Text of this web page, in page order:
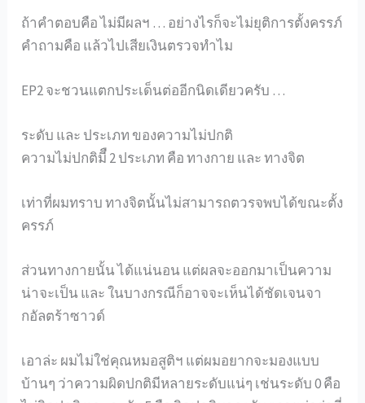
ถ้าคำตอบคือ ไม่มีผลฯ … อย่างไรก็จะไม่ยุติการตั้งครรภ์
คำถามคือ แล้วไปเสียเงินตรวจทำไม
EP2 จะชวนแตกประเด็นต่ออีกนิดเดียวครับ …
ระดับ และ ประเภท ของความไม่ปกติ
ความไม่ปกติมีื 2 ประเภท คือ ทางกาย และ ทางจิต
เท่าที่ผมทราบ ทางจิตนั้นไม่สามารถตวรจพบได้ขณะตั้ง
ครรภ์
ส่วนทางกายนั้น ได้แน่นอน แต่ผลจะออกมาเป็นความ
น่าจะเป็น และ ในบางกรณีก็อาจจะเห็นได้ชัดเจนจา
กอัลตร้าซาวด์
เอาล่ะ ผมไม่ใช่คุณหมอสูติฯ แต่ผมอยากจะมองแบบ
บ้านๆ ว่าความผิดปกติมีหลายระดับแน่ๆ เช่นระดับ 0 คือ